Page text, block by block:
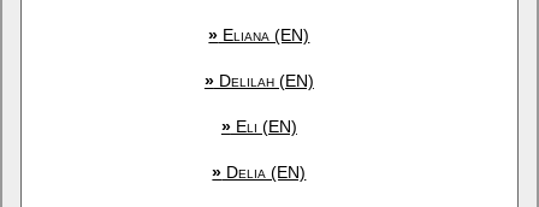
» Eliana (EN)
»Delilah (EN)
»Eli (EN)
» Delia (EN)